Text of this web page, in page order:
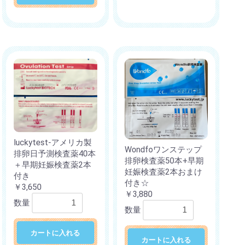
luckytest-アメリカ製
排卵日予測検査薬40本
＋早期妊娠検査薬2本
付き
￥3,650
数量
カートに入れる
Wondfoワンステップ
排卵検査薬50本+早期
妊娠検査薬2本おまけ
付き☆
￥3,880
数量
カートに入れる